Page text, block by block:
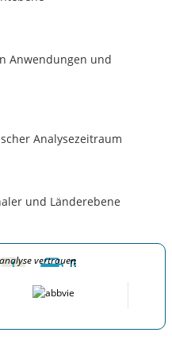
Anwendungen und
Analysezeitraum
und Länderebene
vertrauen